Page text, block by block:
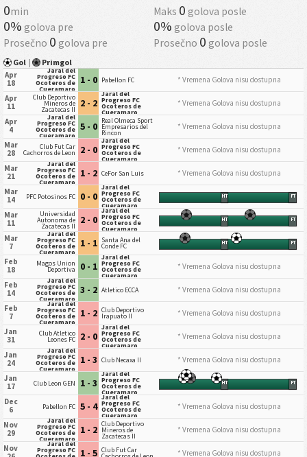
0min Maks 0 golova posle
0% golova pre 0% golova posle
Prosečno 0 golova pre Prosečno 0 golova posle
Gol | Primgol
Apr
18
Jaral del
Progreso FC
Ocoteros de
Cueramaro
1 - 0 Pabellon FC
* Vremena Golova nisu dostupna
Apr
11
Club Deportivo
Mineros de
Zacatecas II 2 - 2
Jaral del
Progreso FC
Ocoteros de
Cueramaro
* Vremena Golova nisu dostupna
Apr
4
Jaral del
Progreso FC
Ocoteros de
Cueramaro
5 - 0 Real Olmeca Sport
Empresarios del
Rincon
* Vremena Golova nisu dostupna
Mar
28
Club Fut Car
Cachorros de Leon 2 - 0
Jaral del
Progreso FC
Ocoteros de
Cueramaro
* Vremena Golova nisu dostupna
Mar
21
Jaral del
Progreso FC
Ocoteros de
Cueramaro
1 - 2 CeFor San Luis
* Vremena Golova nisu dostupna
Mar
14
PFC Potosinos FC 0 - 0
Jaral del
Progreso FC
Ocoteros de
Cueramaro
HT FT
Mar
11
Universidad
Autonoma de
Zacatecas II 2 - 0
Jaral del
Progreso FC
Ocoteros de
Cueramaro
HT FT
Mar
7
Jaral del
Progreso FC
Ocoteros de
Cueramaro
1 - 1 Santa Ana del
Conde FC HT FT
Feb
18
Magos Union
Deportiva 0 - 1
Jaral del
Progreso FC
Ocoteros de
Cueramaro
* Vremena Golova nisu dostupna
Feb
14
Jaral del
Progreso FC
Ocoteros de
Cueramaro
3 - 2 Atletico ECCA
* Vremena Golova nisu dostupna
Feb
7
Jaral del
Progreso FC
Ocoteros de
Cueramaro
1 - 2 Club Deportivo
Irapuato II
* Vremena Golova nisu dostupna
Jan
31
Club Atletico
Leones FC 2 - 0
Jaral del
Progreso FC
Ocoteros de
Cueramaro
* Vremena Golova nisu dostupna
Jan
24
Jaral del
Progreso FC
Ocoteros de
Cueramaro
1 - 3 Club Necaxa II
* Vremena Golova nisu dostupna
Jan
17
Club Leon GEN 1 - 3
Jaral del
Progreso FC
Ocoteros de
Cueramaro
HT FT
Dec
6
Pabellon FC 5 - 4
Jaral del
Progreso FC
Ocoteros de
Cueramaro
* Vremena Golova nisu dostupna
Nov
29
Jaral del
Progreso FC
Ocoteros de
Cueramaro
1 - 2 Club Deportivo
Mineros de
Zacatecas II
* Vremena Golova nisu dostupna
Nov
Jaral del
Progreso FC 1 - 5 Club Fut Car * Vremena Golova nisu dostupna